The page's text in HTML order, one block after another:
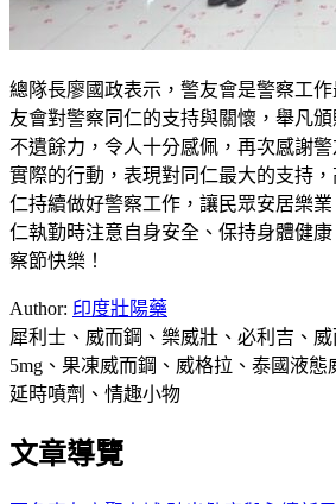
總隊長廖國政表示，警友會是警察工
友會對警察同仁的支持與關懷，舉凡
不遺餘力，令人十分感佩，再次感謝
實際的行動，表現對同仁最大的支持
仁持續做好警察工作，讓民眾安居樂
仁執勤時注意自身安全、保持身體健
察節快樂！
Author: 印度壯陽藥
犀利士、威而鋼、樂威壯、必利吉、
5mg、果凍威而鋼、威格拉、泰國液態
延時噴劑、情趣小物
文章導覽